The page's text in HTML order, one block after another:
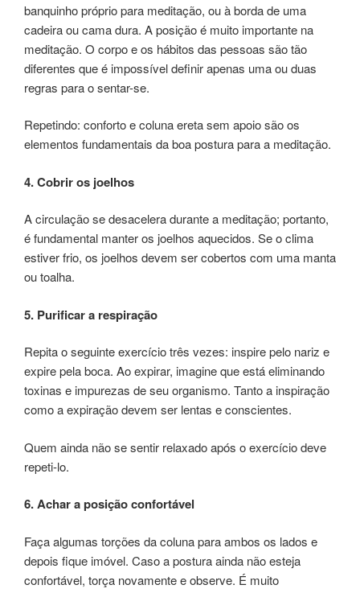
banquinho próprio para meditação, ou à borda de uma
cadeira ou cama dura. A posição é muito importante na
meditação. O corpo e os hábitos das pessoas são tão
diferentes que é impossível definir apenas uma ou duas
regras para o sentar-se.
Repetindo: conforto e coluna ereta sem apoio são os
elementos fundamentais da boa postura para a meditação.
4. Cobrir os joelhos
A circulação se desacelera durante a meditação; portanto,
é fundamental manter os joelhos aquecidos. Se o clima
estiver frio, os joelhos devem ser cobertos com uma manta
ou toalha.
5. Purificar a respiração
Repita o seguinte exercício três vezes: inspire pelo nariz e
expire pela boca. Ao expirar, imagine que está eliminando
toxinas e impurezas de seu organismo. Tanto a inspiração
como a expiração devem ser lentas e conscientes.
Quem ainda não se sentir relaxado após o exercício deve
repeti-lo.
6. Achar a posição confortável
Faça algumas torções da coluna para ambos os lados e
depois fique imóvel. Caso a postura ainda não esteja
confortável, torça novamente e observe. É muito